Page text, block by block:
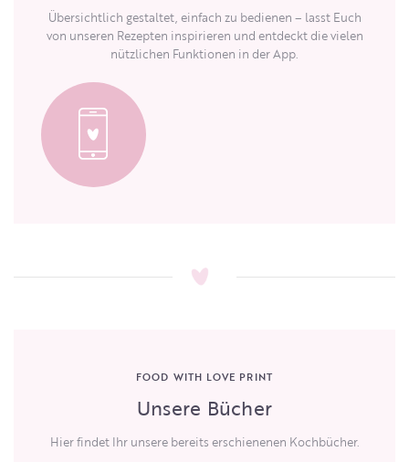
Übersichtlich gestaltet, einfach zu bedienen – lasst Euch
von unseren Rezepten inspirieren und entdeckt die vielen
nützlichen Funktionen in der App.
FOOD WITH LOVE PRINT
Unsere Bücher
Hier findet Ihr unsere bereits erschienenen Kochbücher.